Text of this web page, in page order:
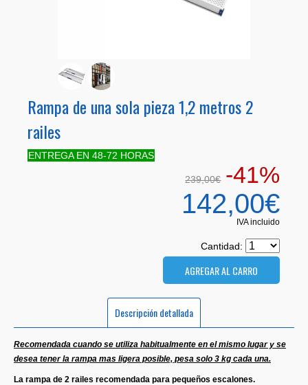
Rampa de una sola pieza 1,2 metros 2
railes
ENTREGA EN 48-72 HORAS
239,00€ -41%
142,00€
IVA incluido
Cantidad:
Descripción detallada
Recomendada cuando se utiliza habitualmente en el mismo lugar y se
desea tener la rampa mas ligera posible, pesa solo 3 kg cada una.
La rampa de 2 railes recomendada para pequeños escalones.